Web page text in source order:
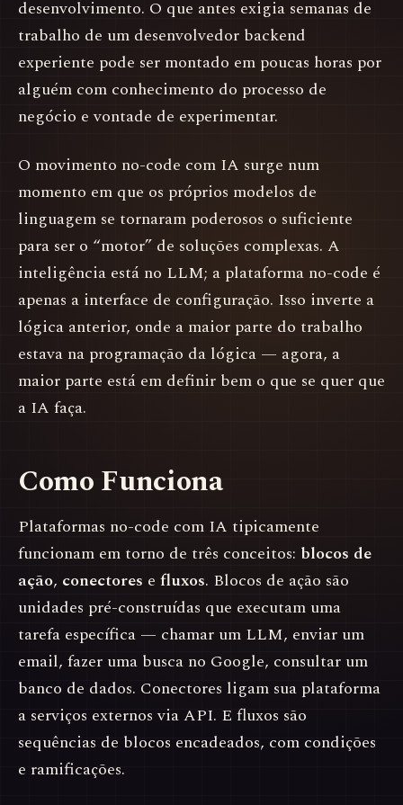
desenvolvimento. O que antes exigia semanas de
trabalho de um desenvolvedor backend
experiente pode ser montado em poucas horas por
alguém com conhecimento do processo de
negócio e vontade de experimentar.
O movimento no-code com IA surge num
momento em que os próprios modelos de
linguagem se tornaram poderosos o suficiente
para ser o “motor” de soluções complexas. A
inteligência está no LLM; a plataforma no-code é
apenas a interface de configuração. Isso inverte a
lógica anterior, onde a maior parte do trabalho
estava na programação da lógica — agora, a
maior parte está em definir bem o que se quer que
a IA faça.
Como Funciona
Plataformas no-code com IA tipicamente
funcionam em torno de três conceitos: blocos de
ação, conectores e fluxos. Blocos de ação são
unidades pré-construídas que executam uma
tarefa específica — chamar um LLM, enviar um
email, fazer uma busca no Google, consultar um
banco de dados. Conectores ligam sua plataforma
a serviços externos via API. E fluxos são
sequências de blocos encadeados, com condições
e ramificações.